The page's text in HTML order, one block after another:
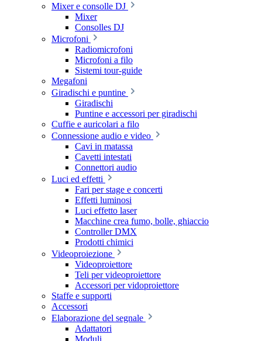
Mixer e consolle DJ
Mixer
Consolles DJ
Microfoni
Radiomicrofoni
Microfoni a filo
Sistemi tour-guide
Megafoni
Giradischi e puntine
Giradischi
Puntine e accessori per giradischi
Cuffie e auricolari a filo
Connessione audio e video
Cavi in matassa
Cavetti intestati
Connettori audio
Luci ed effetti
Fari per stage e concerti
Effetti luminosi
Luci effetto laser
Macchine crea fumo, bolle, ghiaccio
Controller DMX
Prodotti chimici
Videoproiezione
Videoproiettore
Teli per videoproiettore
Accessori per vidoproiettore
Staffe e supporti
Accessori
Elaborazione del segnale
Adattatori
Moduli